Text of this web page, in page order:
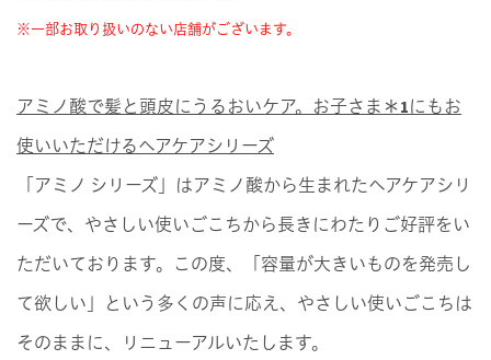
※一部お取り扱いのない店舗がございます。
アミノ酸で髪と頭皮にうるおいケア。お子さま＊1にもお
使いいただけるヘアケアシリーズ
「アミノ シリーズ」はアミノ酸から生まれたヘアケアシリ
ーズで、やさしい使いごこちから長きにわたりご好評をい
ただいております。この度、「容量が大きいものを発売し
て欲しい」という多くの声に応え、やさしい使いごこちは
そのままに、リニューアルいたします。